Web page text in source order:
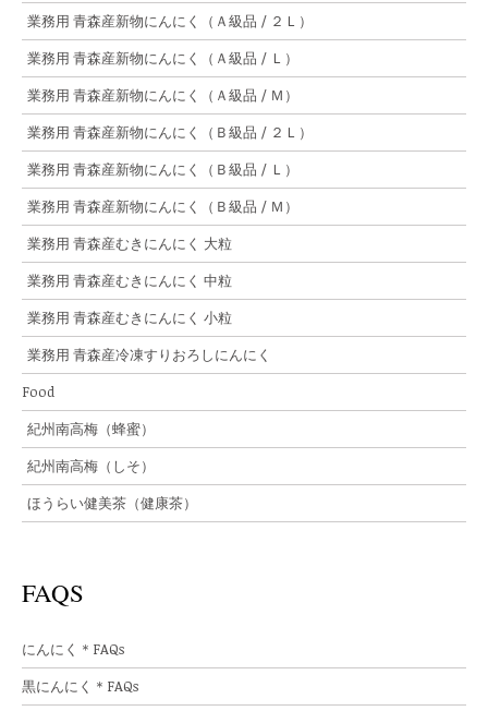
業務用 青森産新物にんにく（Ａ級品 / ２Ｌ）
業務用 青森産新物にんにく（Ａ級品 / Ｌ）
業務用 青森産新物にんにく（Ａ級品 / Ｍ）
業務用 青森産新物にんにく（Ｂ級品 / ２Ｌ）
業務用 青森産新物にんにく（Ｂ級品 / Ｌ）
業務用 青森産新物にんにく（Ｂ級品 / Ｍ）
業務用 青森産むきにんにく 大粒
業務用 青森産むきにんにく 中粒
業務用 青森産むきにんにく 小粒
業務用 青森産冷凍すりおろしにんにく
Food
紀州南高梅（蜂蜜）
紀州南高梅（しそ）
ほうらい健美茶（健康茶）
FAQS
にんにく＊FAQs
黒にんにく＊FAQs